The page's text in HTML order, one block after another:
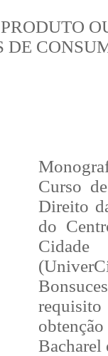
DE
Curso
Direito
do
Cidade
Bacharel